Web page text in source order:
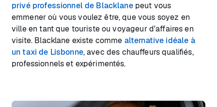
privé professionnel de Blacklanepeut vous
emmener où vous voulez être, que vous soyez en
ville en tant que touriste ou voyageur d'affaires en
visite. Blacklane existe comme alternative idéale à
un taxi de Lisbonne, avec des chauffeurs qualifiés,
professionnels et expérimentés.